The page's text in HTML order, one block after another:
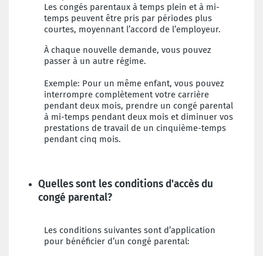
Les congés parentaux à temps plein et à mi-
temps peuvent être pris par périodes plus
courtes, moyennant l’accord de l’employeur.
À chaque nouvelle demande, vous pouvez
passer à un autre régime.
Exemple: Pour un même enfant, vous pouvez
interrompre complètement votre carrière
pendant deux mois, prendre un congé parental
à mi-temps pendant deux mois et diminuer vos
prestations de travail de un cinquième-temps
pendant cinq mois.
Quelles sont les conditions d'accès du
congé parental?
Les conditions suivantes sont d’application
pour bénéficier d’un congé parental: